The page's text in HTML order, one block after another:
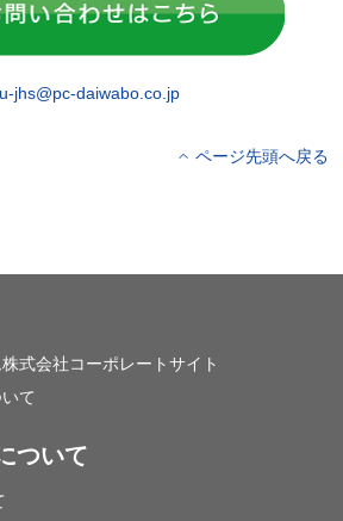
jhs@pc-daiwabo.co.jp
ページ先頭へ戻る
式会社コーポレートサイト
て
ついて